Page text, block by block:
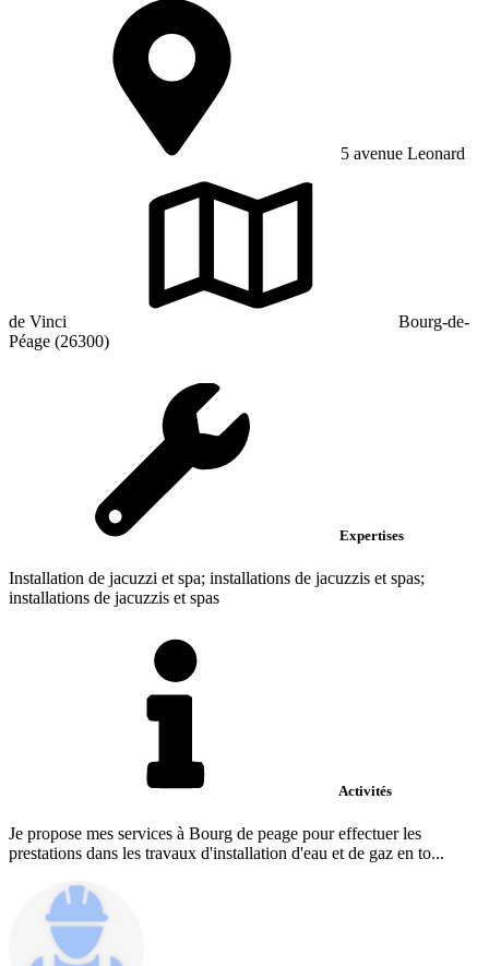
5 avenue Leonard
de Vinci
Bourg-de-
Péage (26300)
Expertises
Installation de jacuzzi et spa; installations de jacuzzis et spas;
installations de jacuzzis et spas
Activités
Je propose mes services à Bourg de peage pour effectuer les
prestations dans les travaux d'installation d'eau et de gaz en to...